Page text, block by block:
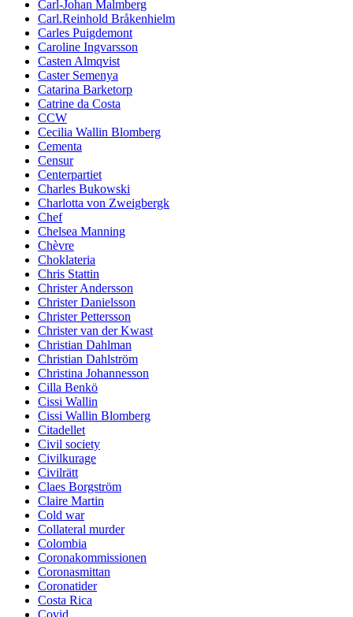
Carl-Johan Malmberg
Carl.Reinhold Bråkenhielm
Carles Puigdemont
Caroline Ingvarsson
Casten Almqvist
Caster Semenya
Catarina Barketorp
Catrine da Costa
CCW
Cecilia Wallin Blomberg
Cementa
Censur
Centerpartiet
Charles Bukowski
Charlotta von Zweigbergk
Chef
Chelsea Manning
Chèvre
Choklateria
Chris Stattin
Christer Andersson
Christer Danielsson
Christer Pettersson
Christer van der Kwast
Christian Dahlman
Christian Dahlström
Christina Johannesson
Cilla Benkö
Cissi Wallin
Cissi Wallin Blomberg
Citadellet
Civil society
Civilkurage
Civilrätt
Claes Borgström
Claire Martin
Cold war
Collateral murder
Colombia
Coronakommissionen
Coronasmittan
Coronatider
Costa Rica
Covid